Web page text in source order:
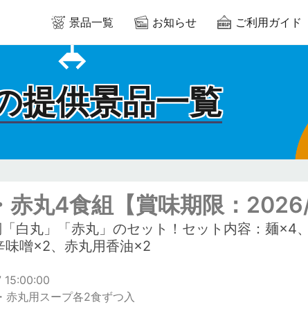
景品一覧 お知らせ ご利用ガイド
提供景品一覧
赤丸4食組【賞味期限：
白丸」「赤丸」のセット！セット内容：麺×4
味噌×2、赤丸用香油×2
15:00:00
丸用スープ各2食ずつ入